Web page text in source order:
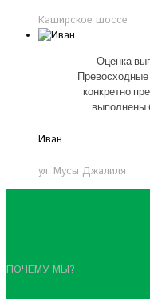
Каширское шоссе
Оценка
конкретно
выполнены
Иван
ул. Мусы Джалиля
ПОЧЕМУ МЫ?